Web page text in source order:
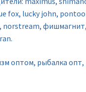
fox, lucky john,
norstream,
оптом, рыбалка